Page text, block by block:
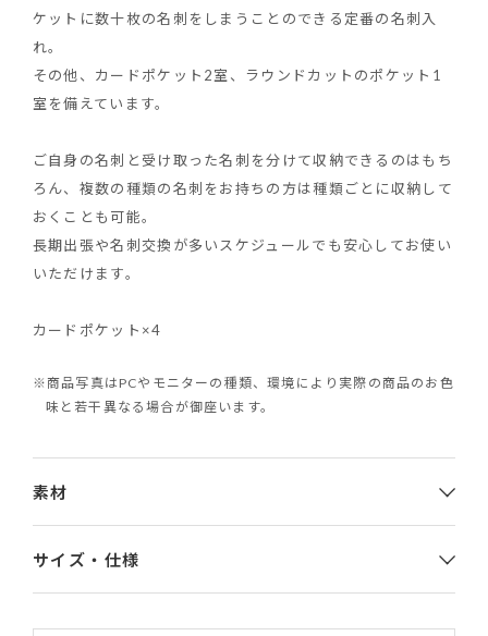
ケットに数十枚の名刺をしまうことのできる定番の名刺入
れ。
その他、カードポケット2室、ラウンドカットのポケット1
室を備えています。
ご自身の名刺と受け取った名刺を分けて収納できるのはもち
ろん、複数の種類の名刺をお持ちの方は種類ごとに収納して
おくことも可能。
長期出張や名刺交換が多いスケジュールでも安心してお使い
いただけます。
カードポケット×4
※商品写真はPCやモニターの種類、環境により実際の商品のお色
味と若干異なる場合が御座います。
素材
サイズ・仕様